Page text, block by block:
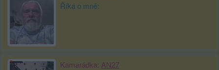
Říká o mně:
Kamarádka: AN27